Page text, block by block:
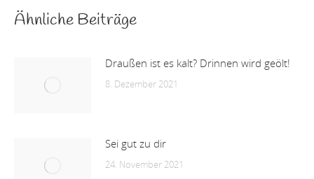
Ähnliche Beiträge
Draußen ist es kalt? Drinnen wird geölt!
8. Dezember 2021
Sei gut zu dir
24. November 2021